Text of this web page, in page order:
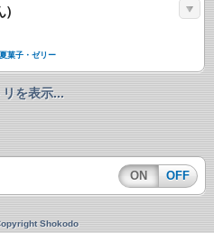
菓子・ゼリー
を表示...
ON OFF
Shokodo